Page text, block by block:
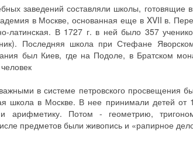
заведений составляли школы, готовящие
в Москве, основанная еще в XVII в.
латинская. В 1727 г. в ней было 357
Последняя школа при Стефане
был Киев, где на Подоле, в Братском
в системе петровского просвещения
школа в Москве. В нее принимали детей
и арифметику. Потом - геометрию,
предметов были живопись и «рапирное